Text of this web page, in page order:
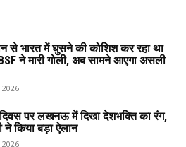
से भारत में घुसने की कोशिश कर रहा था
ने मारी गोली, अब सामने आएगा असली
दिवस पर लखनऊ में दिखा देशभक्ति का रंग,
ने किया बड़ा ऐलान